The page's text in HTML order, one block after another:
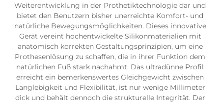
Weiterentwicklung in der Prothetiktechnologie dar und
bietet den Benutzern bisher unerreichte Komfort- und
natürliche Bewegungsmöglichkeiten. Dieses innovative
Gerät vereint hochentwickelte Silikonmaterialien mit
anatomisch korrekten Gestaltungsprinzipien, um eine
Prothesenlösung zu schaffen, die in ihrer Funktion dem
natürlichen Fuß stark nachahmt. Das ultradünne Profil
erreicht ein bemerkenswertes Gleichgewicht zwischen
Langlebigkeit und Flexibilität, ist nur wenige Millimeter
dick und behält dennoch die strukturelle Integrität. Der